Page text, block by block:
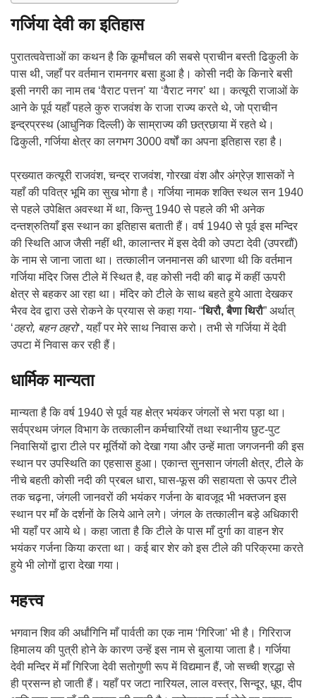
गर्जिया देवी का इतिहास
पुरातत्ववेत्ताओं का कथन है कि कूर्मांचल की सबसे प्राचीन बस्ती ढिकुली के
पास थी, जहाँ पर वर्तमान रामनगर बसा हुआ है। कोसी नदी के किनारे बसी
इसी नगरी का नाम तब ‘वैराट पत्तन’ या ‘वैराट नगर’ था। कत्यूरी राजाओं के
आने के पूर्व यहाँ पहले कुरु राजवंश के राजा राज्य करते थे, जो प्राचीन
इन्द्रप्रस्थ (आधुनिक दिल्ली) के साम्राज्य की छत्रछाया में रहते थे।
ढिकुली, गर्जिया क्षेत्र का लगभग 3000 वर्षों का अपना इतिहास रहा है।
प्रख्यात कत्यूरी राजवंश, चन्द्र राजवंश, गोरखा वंश और अंग्रेज़ शासकों ने
यहाँ की पवित्र भूमि का सुख भोगा है। गर्जिया नामक शक्ति स्थल सन 1940
से पहले उपेक्षित अवस्था में था, किन्तु 1940 से पहले की भी अनेक
दन्तश्रुतियाँ इस स्थान का इतिहास बताती हैं। वर्ष 1940 से पूर्व इस मन्दिर
की स्थिति आज जैसी नहीं थी, कालान्तर में इस देवी को उपटा देवी (उपरद्यौं)
के नाम से जाना जाता था। तत्कालीन जनमानस की धारणा थी कि वर्तमान
गर्जिया मंदिर जिस टीले में स्थित है, वह कोसी नदी की बाढ़ में कहीं ऊपरी
क्षेत्र से बहकर आ रहा था। मंदिर को टीले के साथ बहते हुये आता देखकर
भैरव देव द्वारा उसे रोकने के प्रयास से कहा गया- “थिरौ, बैणा थिरौ” अर्थात्
‘ठहरो, बहन ठहरो‘, यहाँ पर मेरे साथ निवास करो। तभी से गर्जिया में देवी
उपटा में निवास कर रही हैं।
धार्मिक मान्यता
मान्यता है कि वर्ष 1940 से पूर्व यह क्षेत्र भयंकर जंगलों से भरा पड़ा था।
सर्वप्रथम जंगल विभाग के तत्कालीन कर्मचारियों तथा स्थानीय छुट-पुट
निवासियों द्वारा टीले पर मूर्तियों को देखा गया और उन्हें माता जगजननी की इस
स्थान पर उपस्थिति का एहसास हुआ। एकान्त सुनसान जंगली क्षेत्र, टीले के
नीचे बहती कोसी नदी की प्रबल धारा, घास-फूस की सहायता से ऊपर टीले
तक चढ़ना, जंगली जानवरों की भयंकर गर्जना के बावजूद भी भक्तजन इस
स्थान पर माँ के दर्शनों के लिये आने लगे। जंगल के तत्कालीन बड़े अधिकारी
भी यहाँ पर आये थे। कहा जाता है कि टीले के पास माँ दुर्गा का वाहन शेर
भयंकर गर्जना किया करता था। कई बार शेर को इस टीले की परिक्रमा करते
हुये भी लोगों द्वारा देखा गया।
महत्त्व
भगवान शिव की अर्धांगिनि माँ पार्वती का एक नाम ‘गिरिजा’ भी है। गिरिराज
हिमालय की पुत्री होने के कारण उन्हें इस नाम से बुलाया जाता है। गर्जिया
देवी मन्दिर में माँ गिरिजा देवी सतोगुणी रूप में विद्यमान हैं, जो सच्ची श्रद्धा से
ही प्रसन्न हो जाती हैं। यहाँ पर जटा नारियल, लाल वस्त्र, सिन्दूर, धूप, दीप